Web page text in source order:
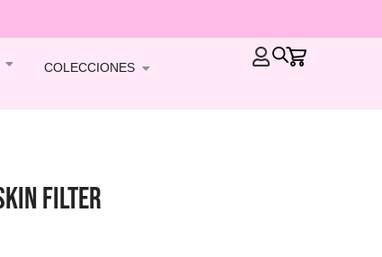
COLECCIONES
FILTER